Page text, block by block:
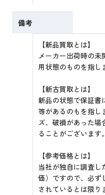
備考
【新品買取とは】
メーカー出荷時の未
用状態のものを指し
【新古買取とは】
新品の状態で保証書
等があるのもを指し
ズ、破損があった場
ることがございます。
【参考価格とは】
当社が独自に調査し
価）ですので、必ず
されているとは限り